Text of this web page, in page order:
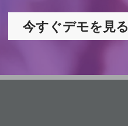
今すぐデモを見る